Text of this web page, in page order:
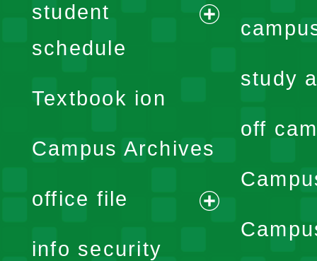
student
schedule
expand
menu
Textbook ion
Campus Archives
office file
expand
info security
study
off